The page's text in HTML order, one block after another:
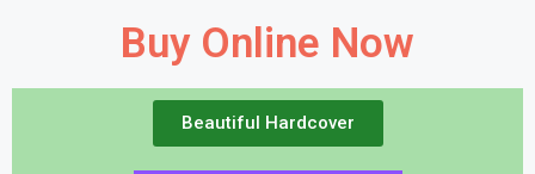
Buy Online Now
Beautiful Hardcover